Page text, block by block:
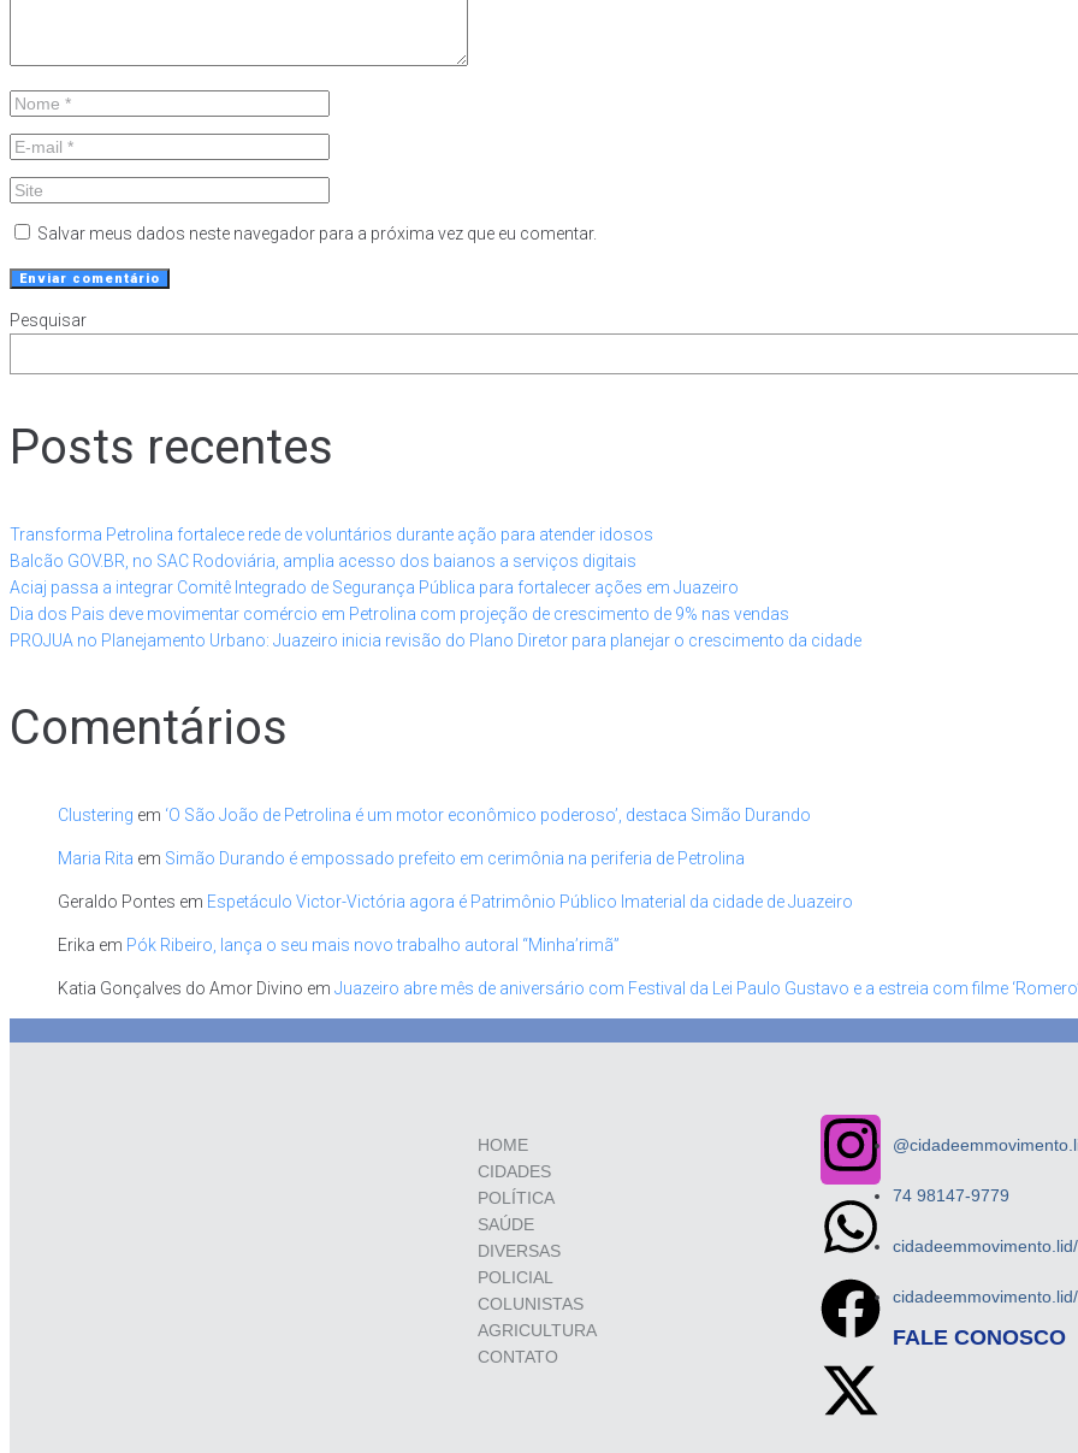
Salvar meus dados neste navegador para a próxima vez que eu comentar.
Pesquisar
Posts recentes
Transforma Petrolina fortalece rede de voluntários durante ação para atender idosos
Balcão GOV.BR, no SAC Rodoviária, amplia acesso dos baianos a serviços digitais
Aciaj passa a integrar Comitê Integrado de Segurança Pública para fortalecer ações em Juazeiro
Dia dos Pais deve movimentar comércio em Petrolina com projeção de crescimento de 9% nas vendas
PROJUA no Planejamento Urbano: Juazeiro inicia revisão do Plano Diretor para planejar o crescimento da cidade
Comentários
Clustering em ‘O São João de Petrolina é um motor econômico poderoso’, destaca Simão Durando
Maria Rita em Simão Durando é empossado prefeito em cerimônia na periferia de Petrolina
Geraldo Pontes em Espetáculo Victor-Victória agora é Patrimônio Público Imaterial da cidade de Juazeiro
Erika em Pók Ribeiro, lança o seu mais novo trabalho autoral “Minha’rimã”
Katia Gonçalves do Amor Divino em Juazeiro abre mês de aniversário com Festival da Lei Paulo Gustavo e a estreia com filme ‘Romero’
HOME
CIDADES
POLÍTICA
SAÚDE
DIVERSAS
POLICIAL
COLUNISTAS
AGRICULTURA
CONTATO
74 98147-9779
cidadeemmovimento.lid/
cidadeemmovimento.lid/
FALE CONOSCO